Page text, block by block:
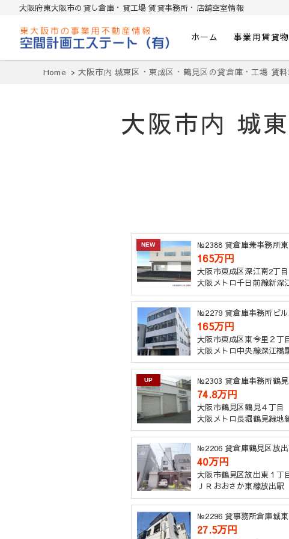
大阪府東大阪市の貸し倉庫・貸工場 賃貸事務所・店舗空室情報
東大阪貸倉庫・貸し工場・賃貸事務所・空
ホーム 事業用賃貸
Home 大阪市内 城東区・東成区・鶴見区の貸倉庫・工場 賃
大阪市内 城
NEW №2388 貸倉庫兼事務所
165万円
大阪市東成区深江南2丁目
大阪メトロ千日前線新深
№2279 貸倉庫事務所ビ
165万円
大阪市東成区東今里２丁
大阪メトロ中央線深江橋
UP №2303 貸倉庫事務所鶴
74.8万円
大阪市鶴見区鶴見４丁目
大阪メトロ長堀鶴見緑地
№2206 貸倉庫鶴見区放
40万円
大阪市鶴見区放出東１丁
ＪＲおおさか東線放出駅
№2296 貸事務所倉庫城
27.5万円